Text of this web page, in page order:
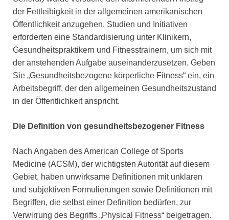
der Fettleibigkeit in der allgemeinen amerikanischen
Öffentlichkeit anzugehen. Studien und Initiativen
erforderten eine Standardisierung unter Klinikern,
Gesundheitspraktikern und Fitnesstrainern, um sich mit
der anstehenden Aufgabe auseinanderzusetzen. Geben
Sie „Gesundheitsbezogene körperliche Fitness“ ein, ein
Arbeitsbegriff, der den allgemeinen Gesundheitszustand
in der Öffentlichkeit anspricht.
Die Definition von gesundheitsbezogener Fitness
Nach Angaben des American College of Sports
Medicine (ACSM), der wichtigsten Autorität auf diesem
Gebiet, haben unwirksame Definitionen mit unklaren
und subjektiven Formulierungen sowie Definitionen mit
Begriffen, die selbst einer Definition bedürfen, zur
Verwirrung des Begriffs „Physical Fitness“ beigetragen.